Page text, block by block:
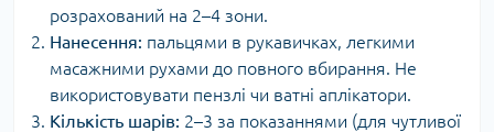
розрахований на 2–4 зони.
Нанесення: пальцями в рукавичках, легкими
масажними рухами до повного вбирання. Не
використовувати пензлі чи ватні аплікатори.
Кількість шарів: 2–3 за показаннями (для чутливої